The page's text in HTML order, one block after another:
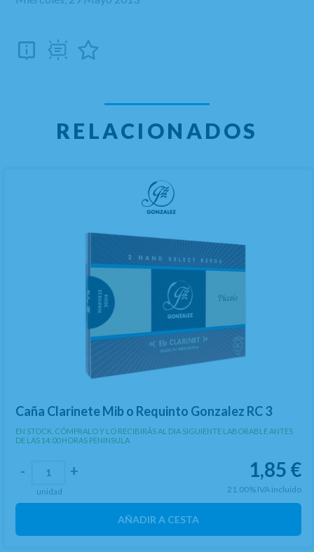
RELACIONADOS
Caña Clarinete Mib o Requinto Gonzalez RC 3
EN STOCK. CÓMPRALO Y LO RECIBIRÁS AL DIA SIGUIENTE LABORABLE ANTES
DE LAS 14:00 HORAS PENINSULA
1,85 €
21.00% IVA incluido
- +
unidad
AÑADIR A CESTA